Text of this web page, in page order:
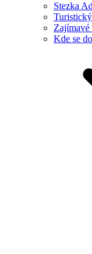
Stezka
Kde se